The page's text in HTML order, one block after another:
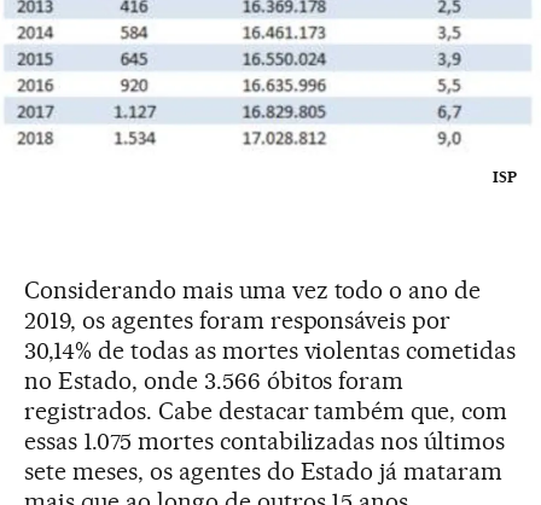
ISP
Considerando mais uma vez todo o ano de
2019, os agentes foram responsáveis por
30,14% de todas as mortes violentas cometidas
no Estado, onde 3.566 óbitos foram
registrados. Cabe destacar também que, com
essas 1.075 mortes contabilizadas nos últimos
sete meses, os agentes do Estado já mataram